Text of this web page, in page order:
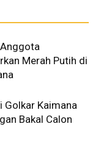
Merah Putih di
Golkar Kaimana
Bakal Calon